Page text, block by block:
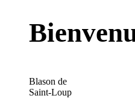
Blason de
Saint-Loup